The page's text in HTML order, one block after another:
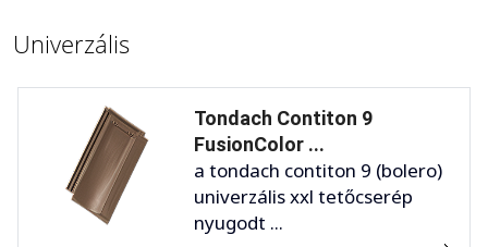
Univerzális
Tondach Contiton 9
FusionColor ...
a tondach contiton 9 (bolero)
univerzális xxl tetőcserép
nyugodt ...